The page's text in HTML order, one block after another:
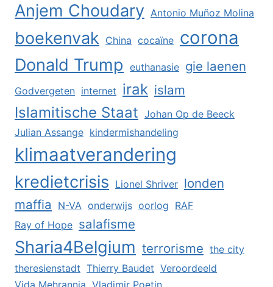
Anjem Choudary Antonio Muñoz Molina
boekenvak China cocaïne corona
Donald Trump euthanasie gie laenen
Godvergeten internet irak islam
Islamitische Staat Johan Op de Beeck
Julian Assange kindermishandeling
klimaatverandering
kredietcrisis Lionel Shriver londen
maffia
N-VA onderwijs oorlog RAF
Ray of Hope salafisme
Sharia4Belgium terrorisme the city
theresienstadt Thierry Baudet Veroordeeld